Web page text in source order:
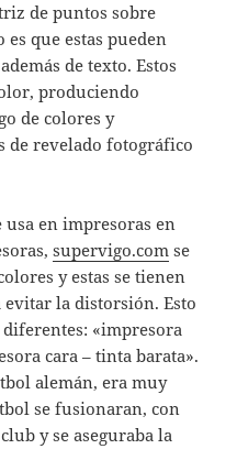
de puntos sobre
que estas pueden
de texto. Estos
produciendo
de colores y
de revelado fotográfico
usa en impresoras en
supervigo.com se
y estas se tienen
evitar la distorsión. Esto
«impresora
cara – tinta barata».
alemán, era muy
se fusionaran, con
y se aseguraba la